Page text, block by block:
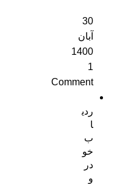
30
آبان
1400
1
Comment
ردی
ا
ب
خو
در
و